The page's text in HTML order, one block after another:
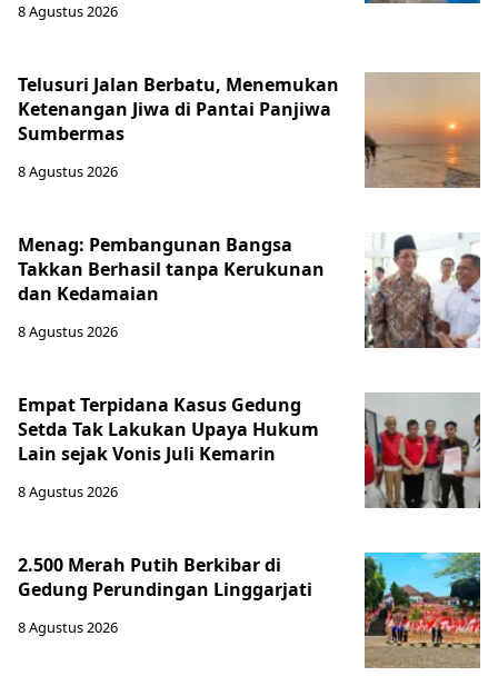
8 Agustus 2026
Telusuri Jalan Berbatu, Menemukan
Ketenangan Jiwa di Pantai Panjiwa
Sumbermas
8 Agustus 2026
Menag: Pembangunan Bangsa
Takkan Berhasil tanpa Kerukunan
dan Kedamaian
8 Agustus 2026
Empat Terpidana Kasus Gedung
Setda Tak Lakukan Upaya Hukum
Lain sejak Vonis Juli Kemarin
8 Agustus 2026
2.500 Merah Putih Berkibar di
Gedung Perundingan Linggarjati
8 Agustus 2026